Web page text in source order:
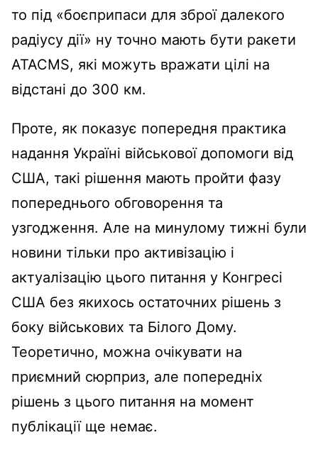
то під «боєприпаси для зброї далекого
радіусу дії» ну точно мають бути ракети
ATACMS, які можуть вражати цілі на
відстані до 300 км.
Проте, як показує попередня практика
надання Україні військової допомоги від
США, такі рішення мають пройти фазу
попереднього обговорення та
узгодження. Але на минулому тижні були
новини тільки про активізацію і
актуалізацію цього питання у Конгресі
США без якихось остаточних рішень з
боку військових та Білого Дому.
Теоретично, можна очікувати на
приємний сюрприз, але попередніх
рішень з цього питання на момент
публікації ще немає.